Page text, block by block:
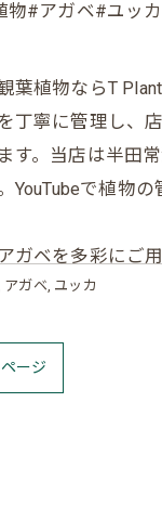
物#アガベ#ユッ
葉植物ならT
丁寧に管理し、
す。当店は半田
YouTubeで植物
ガベを多彩にご
アガベ ユッカ
ージ